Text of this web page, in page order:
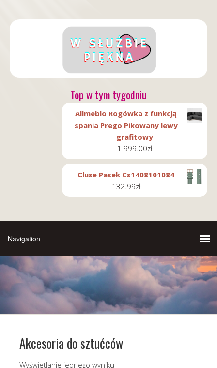
Top w tym tygodniu
Allmeblo Rogówka z funkcją
spania Prego Pikowany lewy
grafitowy
1 999.00zł
Cluse Pasek Cs1408101084
132.99zł
Akcesoria do sztućców
Wyświetlanie jednego wyniku